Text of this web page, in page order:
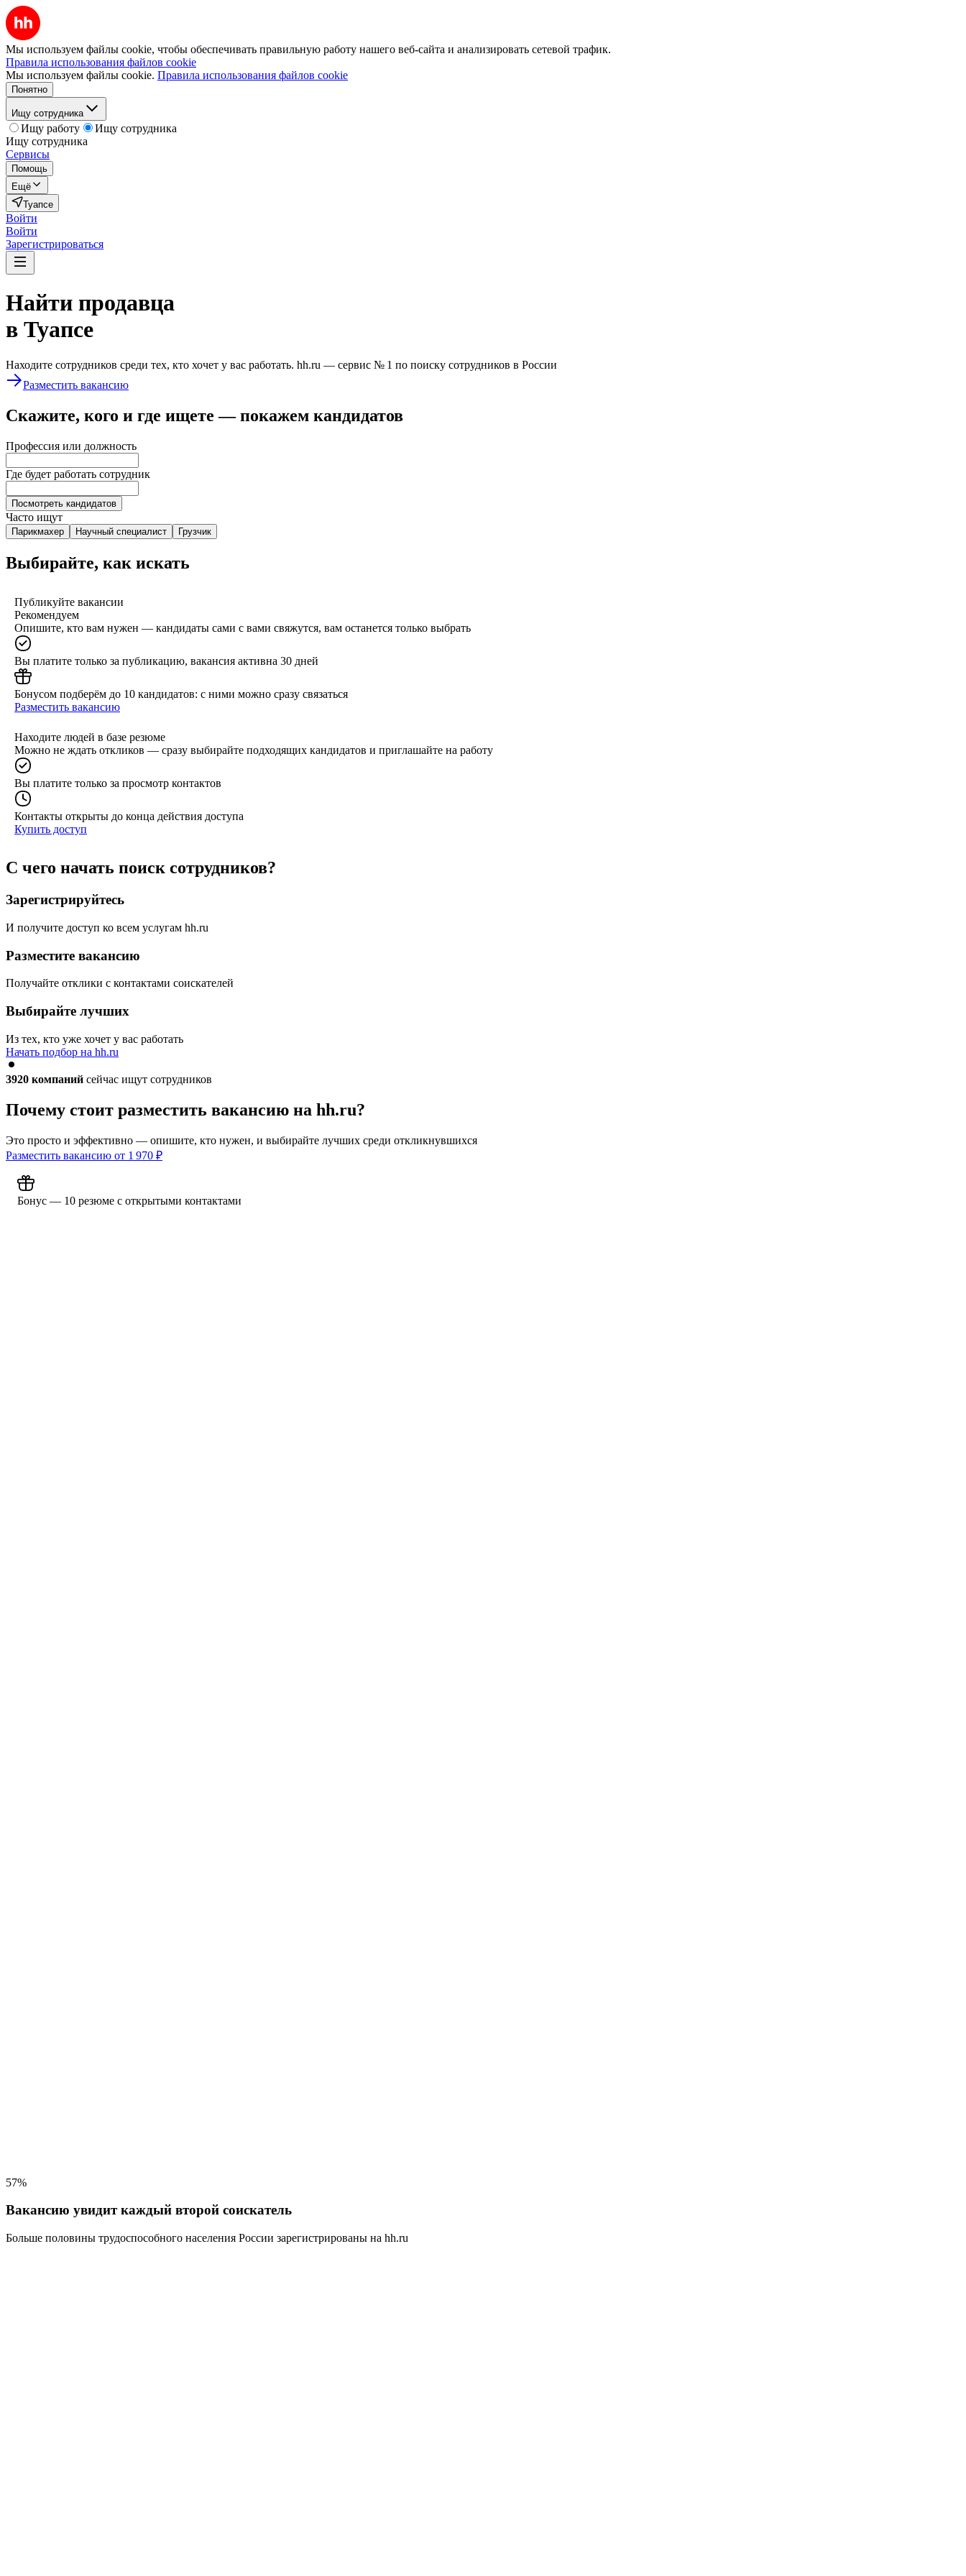
Мы используем файлы cookie, чтобы обеспечивать правильную работу нашего веб-сайта и анализировать сетевой трафик.
Правила использования файлов cookie
Мы используем файлы cookie. Правила использования файлов cookie
Понятно
Ищу сотрудника
Ищу работу
Ищу сотрудника
Ищу сотрудника
Сервисы
Помощь
Ещё
Туапсе
Войти
Войти
Зарегистрироваться
Найти продавца
в Туапсе
Находите сотрудников среди тех, кто хочет у вас работать. hh.ru — сервис № 1 по поиску сотрудников в России
Разместить вакансию
Скажите, кого и где ищете — покажем кандидатов
Профессия или должность
Где будет работать сотрудник
Посмотреть кандидатов
Часто ищут
Парикмахер Научный специалист Грузчик
Выбирайте, как искать
Публикуйте вакансии
Рекомендуем
Опишите, кто вам нужен — кандидаты сами с вами свяжутся, вам останется только выбрать
Вы платите только за публикацию, вакансия активна 30 дней
Бонусом подберём до 10 кандидатов: с ними можно сразу связаться
Разместить вакансию
Находите людей в базе резюме
Можно не ждать откликов — сразу выбирайте подходящих кандидатов и приглашайте на работу
Вы платите только за просмотр контактов
Контакты открыты до конца действия доступа
Купить доступ
С чего начать поиск сотрудников?
Зарегистрируйтесь
И получите доступ ко всем услугам hh.ru
Разместите вакансию
Получайте отклики с контактами соискателей
Выбирайте лучших
Из тех, кто уже хочет у вас работать
Начать подбор на hh.ru
3920 компаний сейчас ищут сотрудников
Почему стоит разместить вакансию на hh.ru?
Это просто и эффективно — опишите, кто нужен, и выбирайте лучших среди откликнувшихся
Разместить вакансию от 1 970 ₽
Бонус — 10 резюме с открытыми контактами
57%
Вакансию увидит каждый второй соискатель
Больше половины трудоспособного населения России зарегистрированы на hh.ru